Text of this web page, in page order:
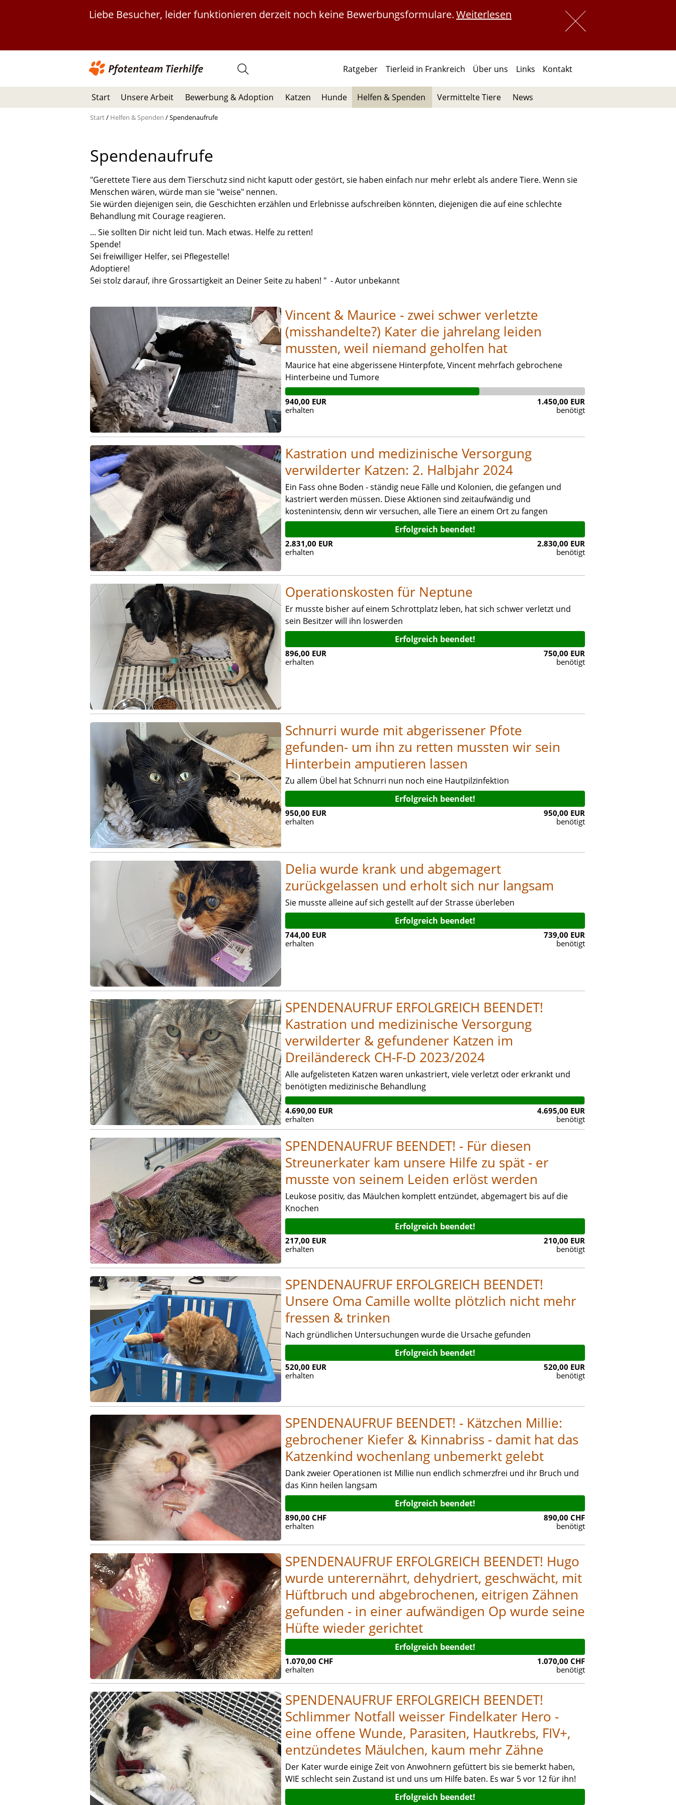
Liebe Besucher, leider funktionieren derzeit noch keine Bewerbungsformulare.Weiterlesen
Ratgeber Tierleid in Frankreich Über uns Links Kontakt
Start Unsere Arbeit Bewerbung & Adoption Katzen Hunde Helfen & Spenden Vermittelte Tiere News
Start/ Helfen & Spenden /Spendenaufrufe
Spendenaufrufe
"Gerettete Tiere aus dem Tierschutz sind nicht kaputt oder gestört, sie haben einfach nur mehr erlebt als andere Tiere. Wenn sie
Menschen wären, würde man sie "weise" nennen.
Sie würden diejenigen sein, die Geschichten erzählen und Erlebnisse aufschreiben könnten, diejenigen die auf eine schlechte
Behandlung mit Courage reagieren.
... Sie sollten Dir nicht leid tun. Mach etwas. Helfe zu retten!
Spende!
Sei freiwilliger Helfer, sei Pflegestelle!
Adoptiere!
Sei stolz darauf, ihre Grossartigkeit an Deiner Seite zu haben! " - Autor unbekannt
Vincent & Maurice - zwei schwer verletzte
(misshandelte?) Kater die jahrelang leiden
mussten, weil niemand geholfen hat
Maurice hat eine abgerissene Hinterpfote, Vincent mehrfach gebrochene
Hinterbeine und Tumore
940,00 EUR
erhalten
1.450,00 EUR
benötigt
Kastration und medizinische Versorgung
verwilderter Katzen: 2. Halbjahr 2024
Ein Fass ohne Boden - ständig neue Fälle und Kolonien, die gefangen und
kastriert werden müssen. Diese Aktionen sind zeitaufwändig und
kostenintensiv, denn wir versuchen, alle Tiere an einem Ort zu fangen
Erfolgreich beendet!
2.831,00 EUR
erhalten
2.830,00 EUR
benötigt
Operationskosten für Neptune
Er musste bisher auf einem Schrottplatz leben, hat sich schwer verletzt und
sein Besitzer will ihn loswerden
Erfolgreich beendet!
896,00 EUR
erhalten
750,00 EUR
benötigt
Schnurri wurde mit abgerissener Pfote
gefunden- um ihn zu retten mussten wir sein
Hinterbein amputieren lassen
Zu allem Übel hat Schnurri nun noch eine Hautpilzinfektion
Erfolgreich beendet!
950,00 EUR
erhalten
950,00 EUR
benötigt
Delia wurde krank und abgemagert
zurückgelassen und erholt sich nur langsam
Sie musste alleine auf sich gestellt auf der Strasse überleben
Erfolgreich beendet!
744,00 EUR
erhalten
739,00 EUR
benötigt
SPENDENAUFRUF ERFOLGREICH BEENDET!
Kastration und medizinische Versorgung
verwilderter & gefundener Katzen im
Dreiländereck CH-F-D 2023/2024
Alle aufgelisteten Katzen waren unkastriert, viele verletzt oder erkrankt und
benötigten medizinische Behandlung
4.690,00 EUR
erhalten
4.695,00 EUR
benötigt
SPENDENAUFRUF BEENDET! - Für diesen
Streunerkater kam unsere Hilfe zu spät - er
musste von seinem Leiden erlöst werden
Leukose positiv, das Mäulchen komplett entzündet, abgemagert bis auf die
Knochen
Erfolgreich beendet!
217,00 EUR
erhalten
210,00 EUR
benötigt
SPENDENAUFRUF ERFOLGREICH BEENDET!
Unsere Oma Camille wollte plötzlich nicht mehr
fressen & trinken
Nach gründlichen Untersuchungen wurde die Ursache gefunden
Erfolgreich beendet!
520,00 EUR
erhalten
520,00 EUR
benötigt
SPENDENAUFRUF BEENDET! - Kätzchen Millie:
gebrochener Kiefer & Kinnabriss - damit hat das
Katzenkind wochenlang unbemerkt gelebt
Dank zweier Operationen ist Millie nun endlich schmerzfrei und ihr Bruch und
das Kinn heilen langsam
Erfolgreich beendet!
890,00 CHF
erhalten
890,00 CHF
benötigt
SPENDENAUFRUF ERFOLGREICH BEENDET! Hugo
wurde unterernährt, dehydriert, geschwächt, mit
Hüftbruch und abgebrochenen, eitrigen Zähnen
gefunden - in einer aufwändigen Op wurde seine
Hüfte wieder gerichtet
Erfolgreich beendet!
1.070,00 CHF
erhalten
1.070,00 CHF
benötigt
SPENDENAUFRUF ERFOLGREICH BEENDET!
Schlimmer Notfall weisser Findelkater Hero -
eine offene Wunde, Parasiten, Hautkrebs, FIV+,
entzündetes Mäulchen, kaum mehr Zähne
Der Kater wurde einige Zeit von Anwohnern gefüttert bis sie bemerkt haben,
WIE schlecht sein Zustand ist und uns um Hilfe baten. Es war 5 vor 12 für ihn!
Erfolgreich beendet!